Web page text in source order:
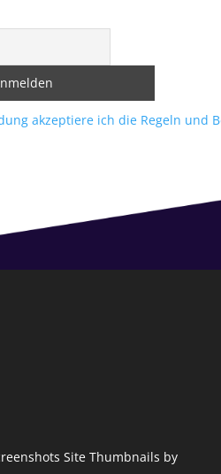
akzeptiere ich die Regeln und
Site Thumbnails by